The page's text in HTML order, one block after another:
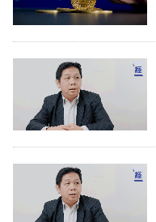
科
技
場
生
事